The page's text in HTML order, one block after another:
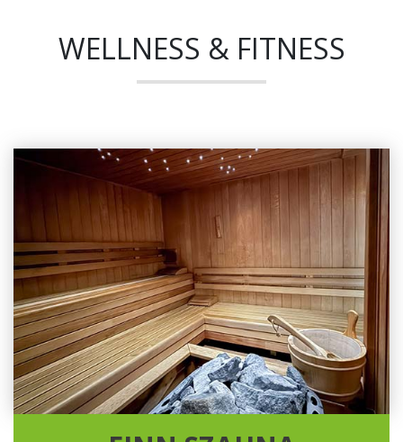
WELLNESS & FITNESS